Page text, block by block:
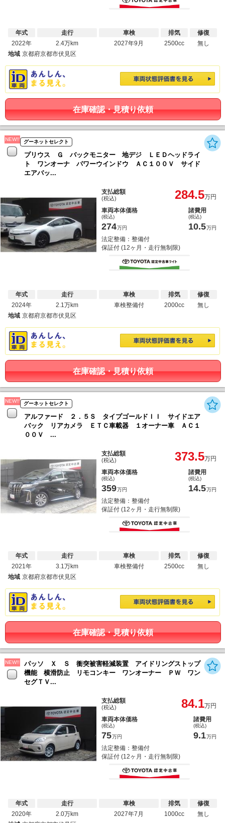
年式
2022年
走行
2.4万km
車検
2027年9月
排気
2500cc
修復
無し
地域 京都府京都市伏見区
在庫確認・見積り依頼
NEW!! グーネットセレクト
プリウス Ｇ バックモニター 地デジ ＬＥＤヘッドライ
ト ワンオーナ パワーウインドウ ＡＣ１００Ｖ サイド
エアバッ...
支払総額
(税込) 284.5万円
車両本体価格
(税込)
274万円
諸費用
(税込)
10.5万円
法定整備：整備付
保証付 (12ヶ月・走行無制限)
年式
2024年
走行
2.1万km
車検
車検整備付
排気
2000cc
修復
無し
地域 京都府京都市伏見区
在庫確認・見積り依頼
NEW!! グーネットセレクト
アルファード ２．５Ｓ タイプゴールドＩＩ サイドエア
バック リアカメラ ＥＴＣ車載器 １オーナー車 ＡＣ１
００Ｖ ...
支払総額
(税込) 373.5万円
車両本体価格
(税込)
359万円
諸費用
(税込)
14.5万円
法定整備：整備付
保証付 (12ヶ月・走行無制限)
年式
2021年
走行
3.1万km
車検
車検整備付
排気
2500cc
修復
無し
地域 京都府京都市伏見区
在庫確認・見積り依頼
NEW!!
パッソ Ｘ Ｓ 衝突被害軽減装置 アイドリングストップ
機能 横滑防止 リモコンキー ワンオーナー ＰＷ ワン
セグＴＶ...
支払総額
(税込) 84.1万円
車両本体価格
(税込)
75万円
諸費用
(税込)
9.1万円
法定整備：整備付
保証付 (12ヶ月・走行無制限)
年式
2020年
走行
2.0万km
車検
2027年7月
排気
1000cc
修復
無し